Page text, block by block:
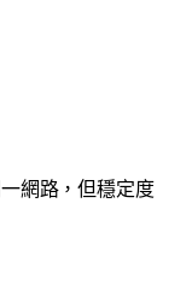
網路，但穩定度